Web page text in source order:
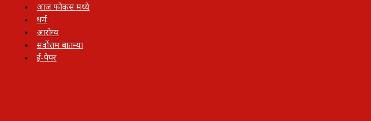
आज फोकस मध्ये
धर्म
आरोग्य
सर्वोत्तम बातम्या
ई-पेपर